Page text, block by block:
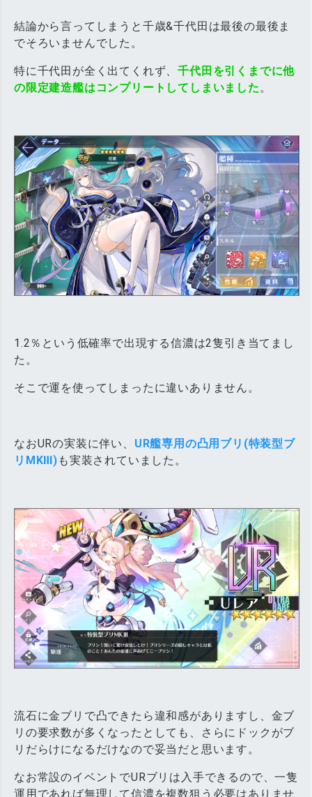
結論から言ってしまうと千歳&千代田は最後の最後ま
でそろいませんでした。
特に千代田が全く出てくれず、千代田を引くまでに他
の限定建造艦はコンプリートしてしまいました。
1.2％という低確率で出現する信濃は2隻引き当てまし
た。
そこで運を使ってしまったに違いありません。
なおURの実装に伴い、 UR艦専用の凸用ブリ(特装型ブ
リMKⅢ) も実装されていました。
流石に金ブリで凸できたら違和感がありますし、金ブ
リの要求数が多くなったとしても、さらにドックがブ
リだらけになるだけなので妥当だと思います。
なお常設のイベントでURブリは入手できるので、一隻
運用であれば無理して信濃を複数狙う必要はありませ